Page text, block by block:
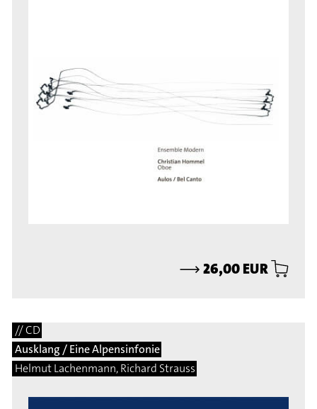
⟶26,00 EUR
// CD
Ausklang / Eine Alpensinfonie
Helmut Lachenmann, Richard Strauss